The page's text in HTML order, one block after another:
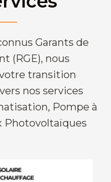
Garants de
(RGE), nous
transition
nos services
Pompe à
Photovoltaïques